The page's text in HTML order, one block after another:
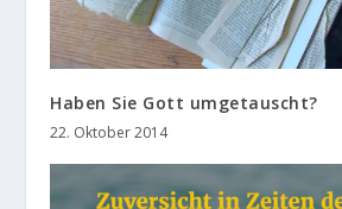
Haben Sie Gott umgetauscht?
22. Oktober 2014